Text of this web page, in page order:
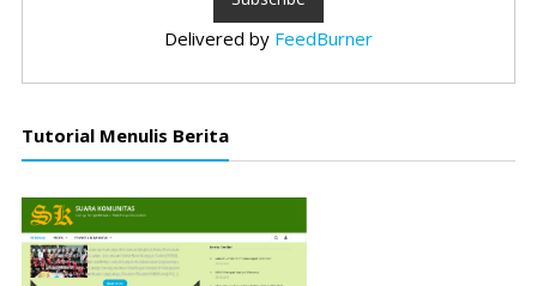
Delivered by FeedBurner
Tutorial Menulis Berita